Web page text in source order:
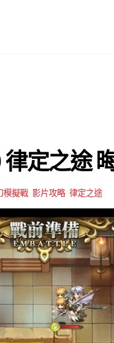
定之途
模擬戰, 影片攻略, 律定之途